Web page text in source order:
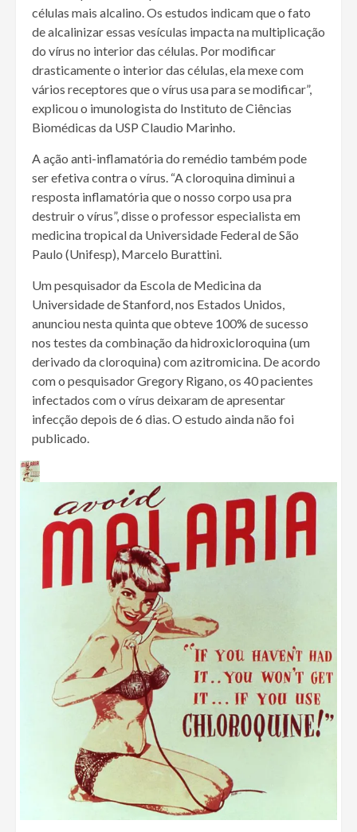
células mais alcalino. Os estudos indicam que o fato
de alcalinizar essas vesículas impacta na multiplicação
do vírus no interior das células. Por modificar
drasticamente o interior das células, ela mexe com
vários receptores que o vírus usa para se modificar”,
explicou o imunologista do Instituto de Ciências
Biomédicas da USP Claudio Marinho.
A ação anti-inflamatória do remédio também pode
ser efetiva contra o vírus. “A cloroquina diminui a
resposta inflamatória que o nosso corpo usa pra
destruir o vírus”, disse o professor especialista em
medicina tropical da Universidade Federal de São
Paulo (Unifesp), Marcelo Burattini.
Um pesquisador da Escola de Medicina da
Universidade de Stanford, nos Estados Unidos,
anunciou nesta quinta que obteve 100% de sucesso
nos testes da combinação da hidroxicloroquina (um
derivado da cloroquina) com azitromicina. De acordo
com o pesquisador Gregory Rigano, os 40 pacientes
infectados com o vírus deixaram de apresentar
infecção depois de 6 dias. O estudo ainda não foi
publicado.